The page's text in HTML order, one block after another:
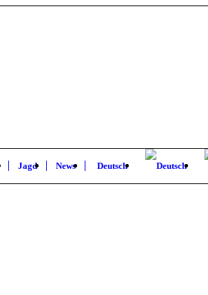
Jagd News Deutsch